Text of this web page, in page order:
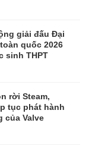
giải đấu Đại
quốc 2026
sinh THPT
rời Steam,
tục phát hành
của Valve